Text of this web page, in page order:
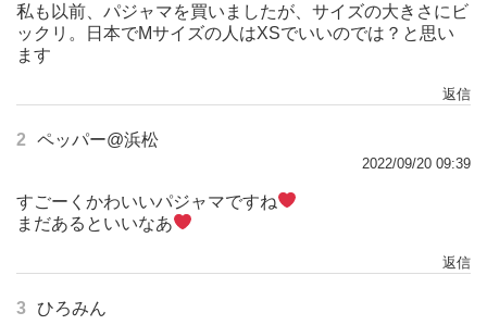
私も以前、パジャマを買いましたが、サイズの大きさにビ
ックリ。日本でMサイズの人はXSでいいのでは？と思い
ます
返信
2 ペッパー@浜松
2022/09/20 09:39
すごーくかわいいパジャマですね
まだあるといいなあ
返信
3 ひろみん